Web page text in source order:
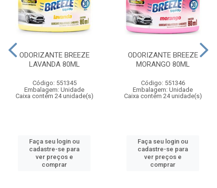
ODORIZANTE BREEZE
LAVANDA 80ML
Código: 551345
Embalagem: Unidade
Caixa contém 24 unidade(s)
Faça seu login ou
cadastre-se para
ver preços e
comprar
ODORIZANTE BREEZE
MORANGO 80ML
Código: 551346
Embalagem: Unidade
Caixa contém 24 unidade(s)
Faça seu login ou
cadastre-se para
ver preços e
comprar